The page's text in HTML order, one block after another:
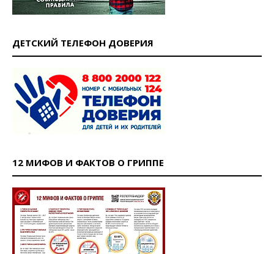
ДЕТСКИЙ ТЕЛЕФОН ДОВЕРИЯ
12 МИФОВ И ФАКТОВ О ГРИППЕ